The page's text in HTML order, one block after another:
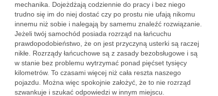
mechanika. Dojeżdżają codziennie do pracy i bez niego
trudno się im do niej dostać czy po prostu nie ufają nikomu
innemu niż sobie i nalegają by samemu znaleźć rozwiązanie.
Jeżeli twój samochód posiada rozrząd na łańcuchu
prawdopodobieństwo, że on jest przyczyną usterki są raczej
nikłe. Rozrządy łańcuchowe są z zasady bezobsługowe i są
w stanie bez problemu wytrzymać ponad pięćset tysięcy
kilometrów. To czasami więcej niż cała reszta naszego
pojazdu. Można więc spokojnie założyć, że to nie rozrząd
szwankuje i szukać odpowiedzi w innym miejscu.